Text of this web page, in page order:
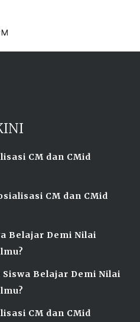
CM dan CMid
CM dan CMid
Belajar Demi Nilai
Belajar Demi Nilai
CM dan CMid